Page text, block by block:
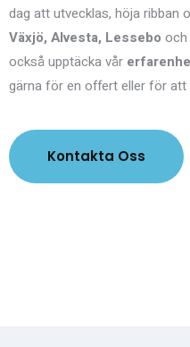
dag att utvecklas, höja ribban
Växjö, Alvesta, Lessebo och
också upptäcka vår
gärna för en offert eller för att
Kontakta Oss